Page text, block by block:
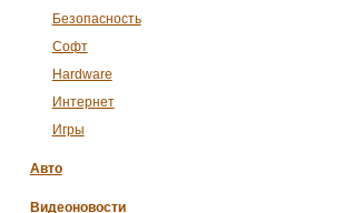
Безопасность
Софт
Hardware
Интернет
Игры
Авто
Видеоновости